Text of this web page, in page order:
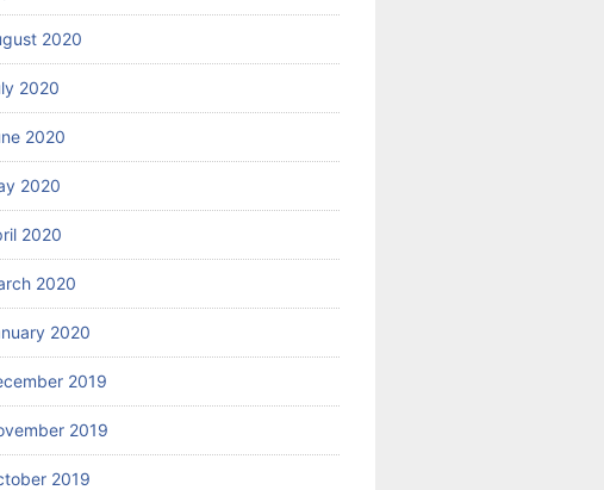
2020
2020
2020
2020
2020
2020
2020
2019
2019
2019